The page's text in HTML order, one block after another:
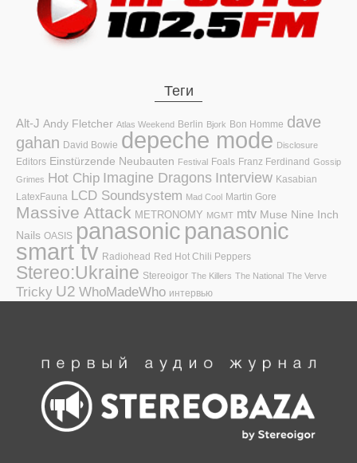
Теги
Alt-J Andy Fletcher Atlas Weekend Berlin Bjork Bon Homme dave
gahan David Bowie depeche mode Disclosure
Editors Einstürzende Neubauten Festival Foals Franz Ferdinand Gossip
Grimes Hot Chip Imagine Dragons Interview Kasabian
LatexFauna LCD Soundsystem Mad Cool Martin Gore
Massive Attack METRONOMY MGMT mtv Muse Nine Inch
Nails OASIS panasonic panasonic
smart tv Radiohead Red Hot Chili Peppers
Stereo:Ukraine Stereoigor The Killers The National The Verve
Tricky U2 WhoMadeWho интервью